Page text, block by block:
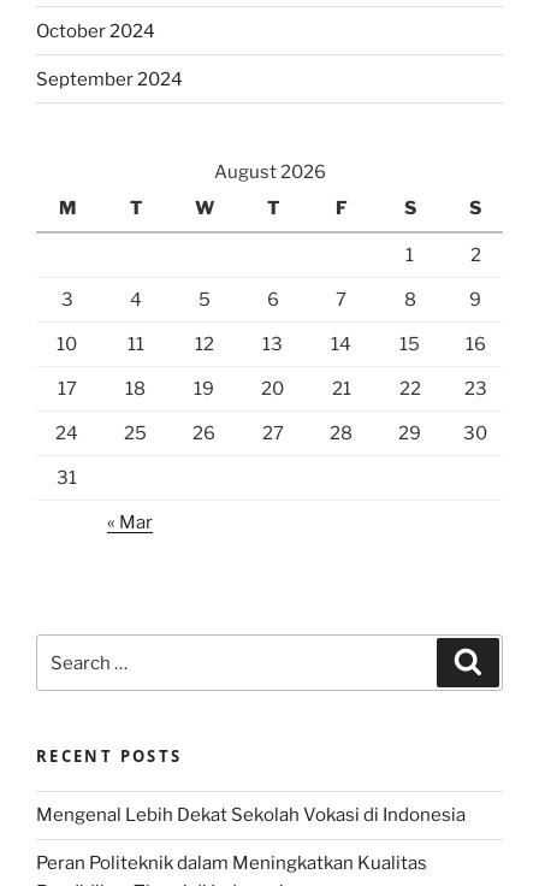
October 2024
September 2024
August 2026
M
T W T F S S
1 2
3 4 5 6 7 8 9
10 11 12 13 14 15 16
17 18 19 20 21 22 23
24 25 26 27 28 29 30
31
« Mar
for:
RECENT POSTS
Mengenal Lebih Dekat Sekolah Vokasi di Indonesia
Peran Politeknik dalam Meningkatkan Kualitas